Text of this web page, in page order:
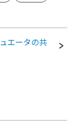
エータの共